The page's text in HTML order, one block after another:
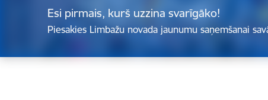
Esi pirmais, kurš uzzina svarīgāko!
Piesakies Limbažu novada jaunumu saņemšanai